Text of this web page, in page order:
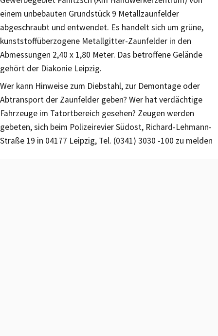
einem unbebauten Grundstück 9 Metallzaunfelder
abgeschraubt und entwendet. Es handelt sich um grüne,
kunststoffüberzogene Metallgitter-Zaunfelder in den
Abmessungen 2,40 x 1,80 Meter. Das betroffene Gelände
gehört der Diakonie Leipzig.
Wer kann Hinweise zum Diebstahl, zur Demontage oder
Abtransport der Zaunfelder geben? Wer hat verdächtige
Fahrzeuge im Tatortbereich gesehen? Zeugen werden
gebeten, sich beim Polizeirevier Südost, Richard-Lehmann-
Straße 19 in 04177 Leipzig, Tel. (0341) 3030 -100 zu melden